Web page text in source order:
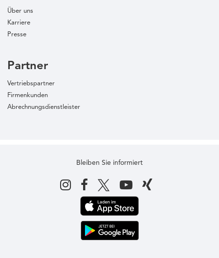
Über uns
Karriere
Presse
Partner
Vertriebspartner
Firmenkunden
Abrechnungsdienstleister
Bleiben Sie informiert